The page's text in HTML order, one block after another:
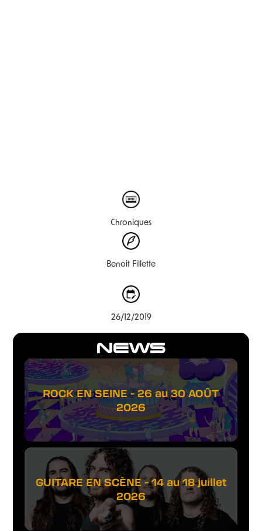
NEWS
ROCK EN SEINE - 26 au 30 AOÛT
2026
GUITARE EN SCÈNE - 14 au 18 juillet
2026
Chroniques
Benoit Fillette
26/12/2019